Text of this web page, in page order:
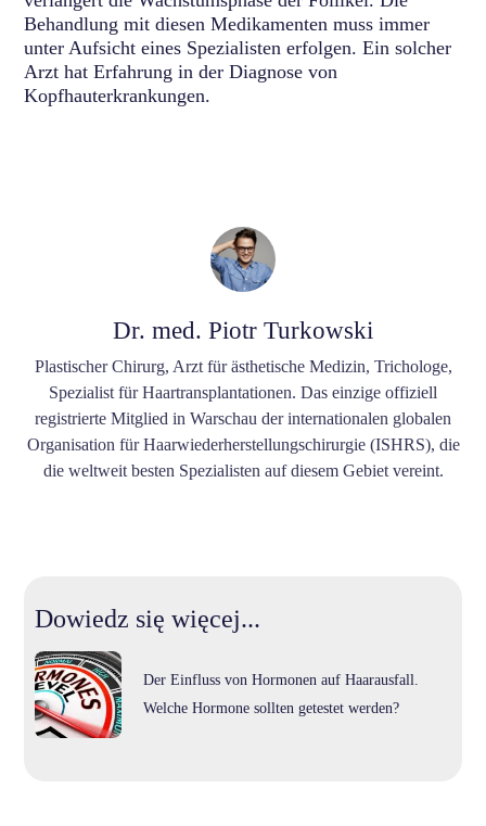
Behandlung mit diesen Medikamenten muss immer
unter Aufsicht eines Spezialisten erfolgen. Ein solcher
Arzt hat Erfahrung in der Diagnose von
Kopfhauterkrankungen.
Dr. med. Piotr Turkowski
Plastischer Chirurg, Arzt für ästhetische Medizin, Trichologe,
Spezialist für Haartransplantationen. Das einzige offiziell
registrierte Mitglied in Warschau der internationalen globalen
Organisation für Haarwiederherstellungschirurgie (ISHRS), die
die weltweit besten Spezialisten auf diesem Gebiet vereint.
Dowiedz się więcej...
Der Einfluss von Hormonen auf Haarausfall.
Welche Hormone sollten getestet werden?